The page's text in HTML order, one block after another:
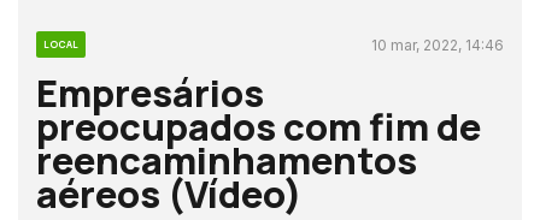
LOCAL 10 mar, 2022, 14:46
Empresários
preocupados com fim de
reencaminhamentos
aéreos (Vídeo)